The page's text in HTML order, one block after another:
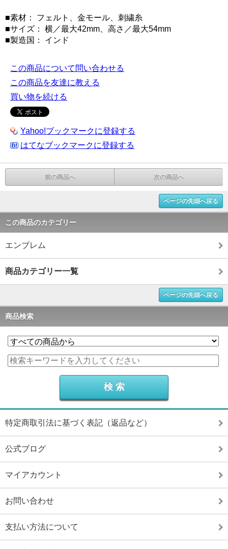
■素材： フェルト、金モール、刺繍糸
■サイズ： 横／最大42mm、高さ／最大54mm
■製造国： インド
この商品について問い合わせる
この商品を友達に教える
買い物を続ける
Yahoo!ブックマークに登録する
はてなブックマークに登録する
前の商品へ 次の商品へ
ページの先頭へ戻る
この商品のカテゴリー
エンブレム
商品カテゴリー一覧
ページの先頭へ戻る
商品検索
特定商取引法に基づく表記（返品など）
公式ブログ
マイアカウント
お問い合わせ
支払い方法について